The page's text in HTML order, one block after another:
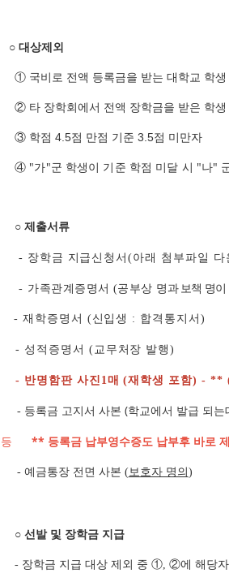
○대상제외
① 국비로 전액 등록금을 받는 대학교 학생
② 타 장학회에서 전액 장학금을 받은 학생
③ 학점 4.5점 만점 기준 3.5점 미만자
④ "가"군 학생이 기준 학점 미달 시 "나"
○ 제출서류
- 장학금 지급신청서(아래 첨부파일 다
- 가족관계증명서 (공부상 명과 보책 명
- 재학증명서 (신입생 : 합격통지서 )
- 성적증명서 (교무처장 발행)
- 반명함판 사진 1매(재학생 포함) - ** (
- 등록금 고지서 사본 (학교에서 발급 되
** 등록금 납부영수증도 납부후 바로
- 예금통장 전면 사본 (보호자 명의)
○ 선발 및 장학금 지급
- 장학금 지급 대상 제외 중 ①, ②에 해당